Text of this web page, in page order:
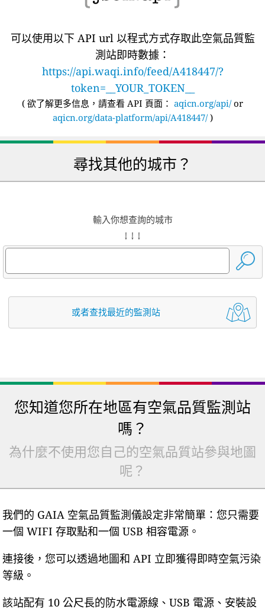
可以使用以下 API url 以程式方式存取此空氣品質監
測站即時數據：
https://api.waqi.info/feed/A418447/?
token=__YOUR_TOKEN__
( 欲了解更多信息，請查看 API 頁面： aqicn.org/api/or
aqicn.org/data-platform/api/A418447/)
尋找其他的城市？
輸入你想查詢的城市
↓ ↓ ↓
或者查找最近的監測站
您知道您所在地區有空氣品質監測站
嗎？
為什麼不使用您自己的空氣品質站參與地圖
呢？
我們的 GAIA 空氣品質監測儀設定非常簡單：您只需要
一個 WIFI 存取點和一個 USB 相容電源。
連接後，您可以透過地圖和 API 立即獲得即時空氣污染
等級。
該站配有 10 公尺長的防水電源線、USB 電源、安裝設